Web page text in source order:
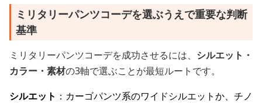
ミリタリーパンツコーデを選ぶうえで重要な判断
基準
ミリタリーパンツコーデを成功させるには、 シルエット・
カラー・素材の3軸で選ぶことが最短ルートです。
シルエット ：カーゴパンツ系のワイドシルエットか、チノ